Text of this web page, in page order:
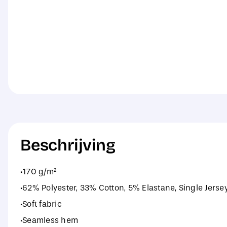
Beschrijving
·170 g/m²
·62% Polyester, 33% Cotton, 5% Elastane, Single
·Soft fabric
·Seamless hem